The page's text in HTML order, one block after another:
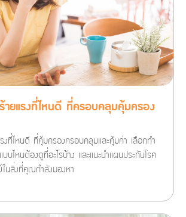
ายแรงที่ไหนดี ที่ครอบคลุมคุ้มครอง
งที่ไหนดี ที่คุ้มครองครอบคลุมและคุ้มค่า เลือกทำ
บบไหนต้องดูที่อะไรบ้าง และแนะนำแผนประกันโรค
นสิ่งที่คุณกำลังมองหา